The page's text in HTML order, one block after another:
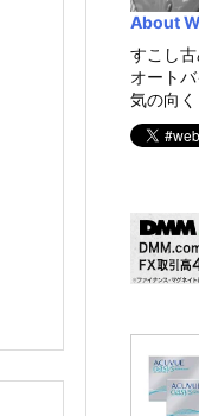
About
すこし古
オート
気の向